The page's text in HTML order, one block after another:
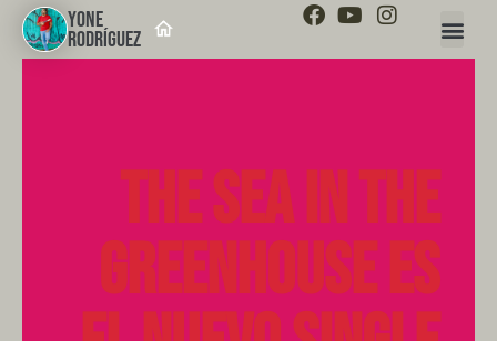
YONE
RODRÍGUEZ
The sea in the
greenhouse es